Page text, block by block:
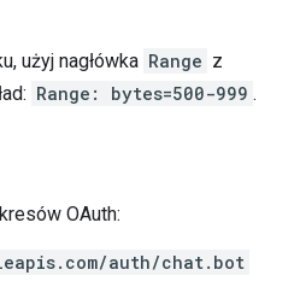
użyj nagłówka Range z
Range: bytes=500-999 .
OAuth:
auth/chat.bot